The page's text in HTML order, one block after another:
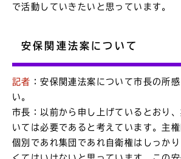
で活動していきたいと思っています。
安保関連法案について
記者 ：安保関連法案について市長の所
い。
市長：以前から申し上げているとおり
いては必要であると考えています。主権
個別であれ集団であれ自衛権はしっか